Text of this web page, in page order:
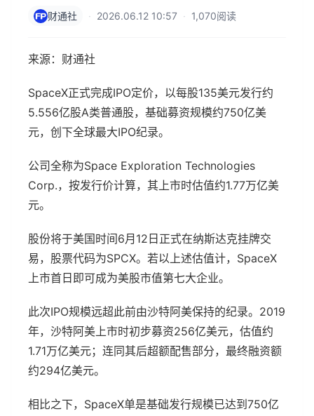
财通社 · 2026.06.12 10:57 · 1,070阅读
来源：财通社
SpaceX正式完成IPO定价，以每股135美元发行约
5.556亿股A类普通股，基础募资规模约750亿美
元，创下全球最大IPO纪录。
公司全称为Space Exploration Technologies
Corp.，按发行价计算，其上市时估值约1.77万亿美
元。
股份将于美国时间6月12日正式在纳斯达克挂牌交
易，股票代码为SPCX。若以上述估值计，SpaceX
上市首日即可成为美股市值第七大企业。
此次IPO规模远超此前由沙特阿美保持的纪录。2019
年，沙特阿美上市时初步募资256亿美元，估值约
1.71万亿美元；连同其后超额配售部分，最终融资额
约294亿美元。
相比之下，SpaceX单是基础发行规模已达到750亿